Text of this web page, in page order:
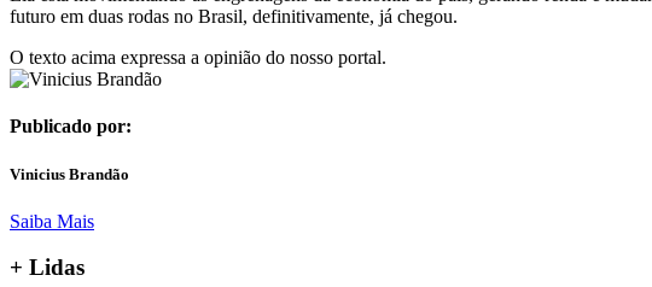
futuro em duas rodas no Brasil, definitivamente, já chegou.
O texto acima expressa a opinião do nosso portal.
Publicado por:
Vinicius Brandão
Saiba Mais
+ Lidas